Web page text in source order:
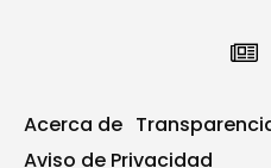
Acerca de
Aviso de Privacidad